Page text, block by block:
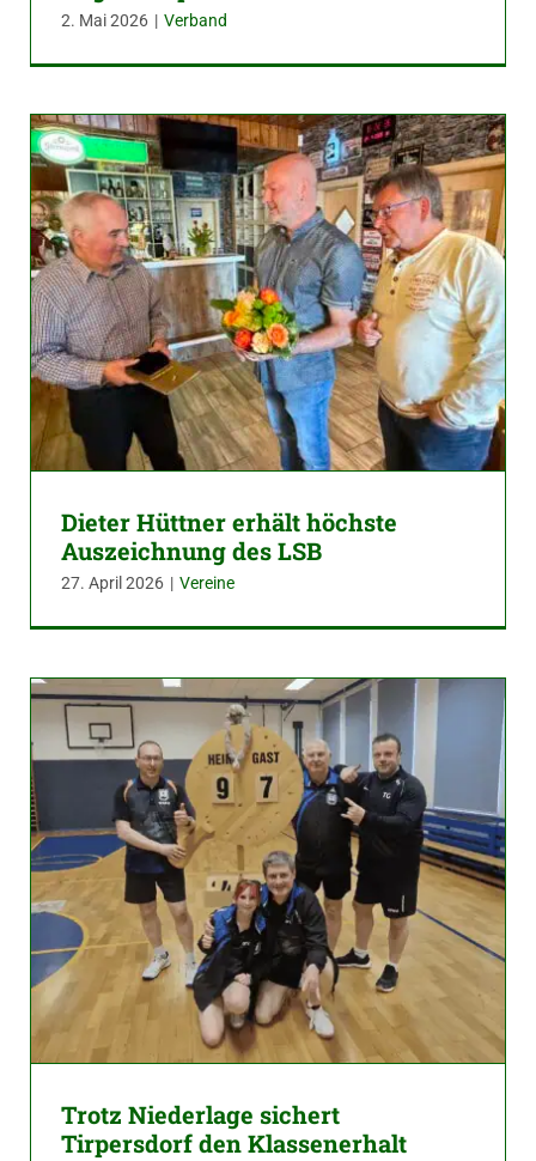
2. Mai 2026 | Verband
Dieter Hüttner erhält höchste
Auszeichnung des LSB
27. April 2026 | Vereine
Trotz Niederlage sichert
Tirpersdorf den Klassenerhalt